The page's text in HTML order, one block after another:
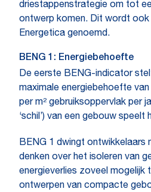
driestappenstrategie om tot
ontwerp komen. Dit wordt ook
Energetica genoemd.
BENG 1: Energiebehoefte
De eerste BENG-indicator
maximale energiebehoefte
per m² gebruiksoppervlak per
‘schil’) van een gebouw speelt
BENG 1 dwingt ontwikkelaars
denken over het isoleren van
energieverlies zoveel mogelijk
ontwerpen van compacte